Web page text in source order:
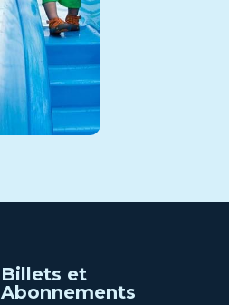
Billets et
Abonnements